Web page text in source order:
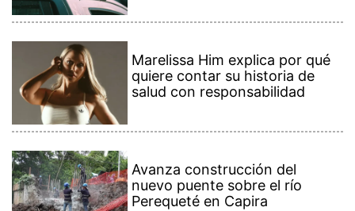
Marelissa Him explica por qué
quiere contar su historia de
salud con responsabilidad
Avanza construcción del
nuevo puente sobre el río
Perequeté en Capira